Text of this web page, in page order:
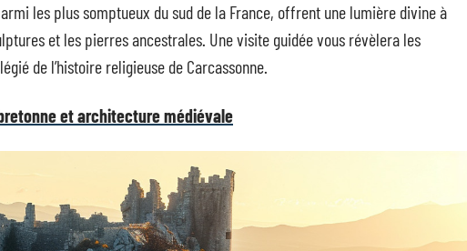
les plus somptueux du sud de la France, offrent une lumière divine à
et les pierres ancestrales. Une visite guidée vous révèlera les
de l’histoire religieuse de Carcassonne.
et architecture médiévale